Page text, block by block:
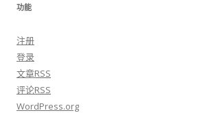
功能
注册
登录
文章RSS
评论RSS
WordPress.org